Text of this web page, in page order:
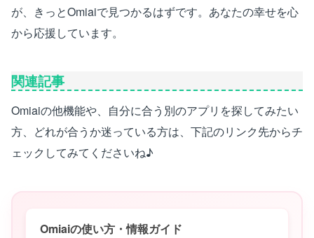
が、きっとOmiaiで見つかるはずです。あなたの幸せを心
から応援しています。
関連記事
Omiaiの他機能や、自分に合う別のアプリを探してみたい
方、どれが合うか迷っている方は、下記のリンク先からチ
ェックしてみてくださいね♪
Omiaiの使い方・情報ガイド